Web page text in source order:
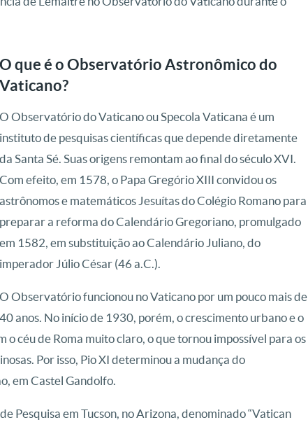
O que é o Observatório Astronômico do
Vaticano?
O Observatório do Vaticano ou Specola Vaticana é um
instituto de pesquisas científicas que depende diretamente
da Santa Sé. Suas origens remontam ao final do século XVI.
Com efeito, em 1578, o Papa Gregório XIII convidou os
astrônomos e matemáticos Jesuítas do Colégio Romano para
preparar a reforma do Calendário Gregoriano, promulgado
em 1582, em substituição ao Calendário Juliano, do
imperador Júlio César (46 a.C.).
O Observatório funcionou no Vaticano por um pouco mais de
40 anos. No início de 1930, porém, o crescimento urbano e o
céu de Roma muito claro, o que tornou impossível para os
Por isso, Pio XI determinou a mudança do
em Castel Gandolfo.
Pesquisa em Tucson, no Arizona, denominado “Vatican